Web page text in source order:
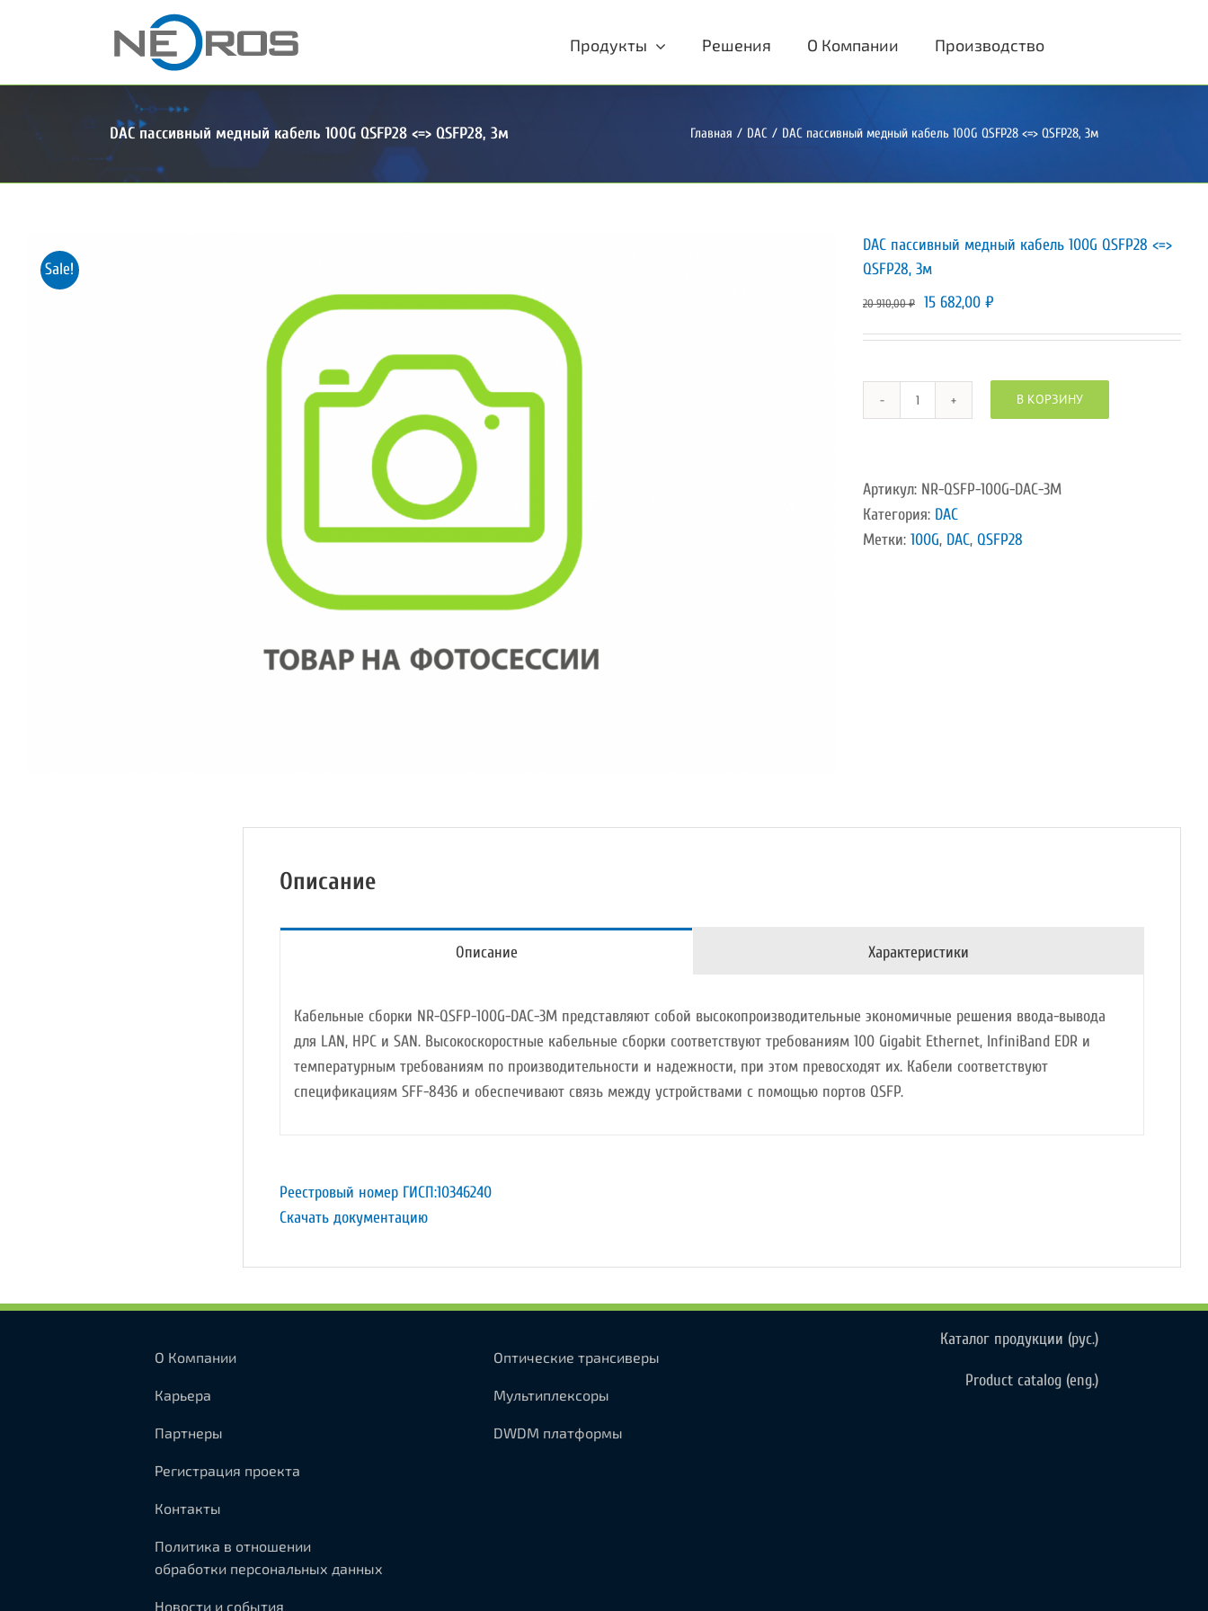
Продукты Решения О Компании Производство
DAC пассивный медный кабель 100G QSFP28 <=> QSFP28, 3м Главная / DAC / DAC пассивный медный кабель 100G QSFP28 <=> QSFP28, 3м
Sale!
DAC пассивный медный кабель 100G QSFP28 <=>
QSFP28, 3м
20 910,00₽
Первоначальная
20
910,00 ₽.
15 682,00 ₽
682,00 ₽.
Количество
пассивный
медный
кабель
В КОРЗИНУ
Артикул: NR-QSFP-100G-DAC-3M
Категория: DAC
Метки: 100G, DAC, QSFP28
Описание
Описание Характеристики
Кабельные сборки NR-QSFP-100G-DAC-3M представляют собой высокопроизводительные экономичные решения ввода-вывода
для LAN, HPC и SAN. Высокоскоростные кабельные сборки соответствуют требованиям 100 Gigabit Ethernet, InfiniBand EDR и
температурным требованиям по производительности и надежности, при этом превосходят их. Кабели соответствуют
спецификациям SFF-8436 и обеспечивают связь между устройствами с помощью портов QSFP.
Реестровый номер ГИСП:10346240
Скачать документацию
О Компании
Карьера
Партнеры
Регистрация проекта
Контакты
Политика в отношении
обработки персональных данных
Новости и события
Оптические трансиверы
Мультиплексоры
DWDM платформы
Каталог продукции (рус.)
Product catalog (eng.)